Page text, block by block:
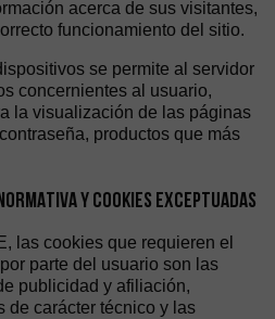
acerca de sus visitantes,
funcionamiento del sitio.
se permite al servidor
concernientes al usuario,
la visualización de las páginas
productos que más
Y COOKIES EXCEPTUADAS
las cookies que requieren el
parte del usuario son las
publicidad y afiliación,
de carácter técnico y las